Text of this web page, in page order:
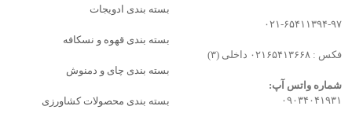
۰۲۱-۶۵۴۱۱۳۹۴-۹۷
فکس : ۰۲۱۶۵۴۱۳۶۶۸ داخلی (۳)
شماره واتس آپ:
۰۹۰۳۴۰۴۱۹۳۱
بسته‌ بندی ادویجات
بسته بندی قهوه و نسکافه
بسته بندی چای و دمنوش
بسته بندی محصولات کشاورزی